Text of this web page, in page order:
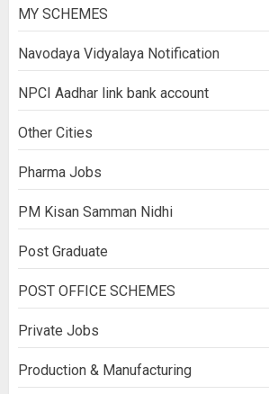
MY SCHEMES
Navodaya Vidyalaya Notification
NPCI Aadhar link bank account
Other Cities
Pharma Jobs
PM Kisan Samman Nidhi
Post Graduate
POST OFFICE SCHEMES
Private Jobs
Production & Manufacturing